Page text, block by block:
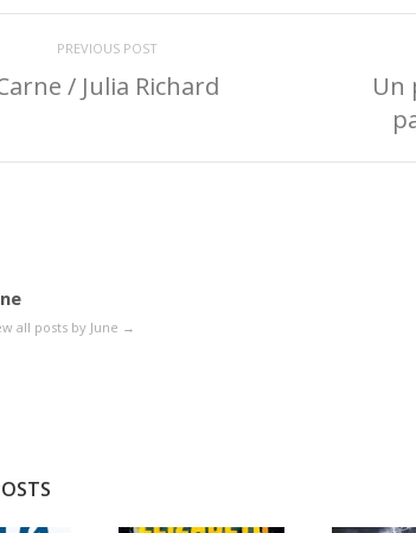
PREVIOUS POST
/ Julia Richard
Un
all posts by June →